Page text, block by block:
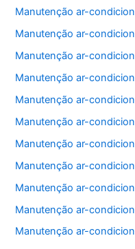
Manutenção ar-
Manutenção ar-
Manutenção ar-
Manutenção ar-
Manutenção ar-
Manutenção ar-
Manutenção ar-
Manutenção ar-
Manutenção ar-
Manutenção ar-
Manutenção ar-